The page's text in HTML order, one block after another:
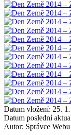
Datum vložení: 25.
Datum poslední
Autor: Správce Webu